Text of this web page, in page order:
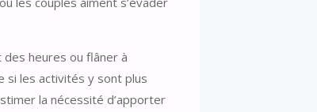
heures ou flâner à
si les activités y sont plus
la nécessité d’apporter